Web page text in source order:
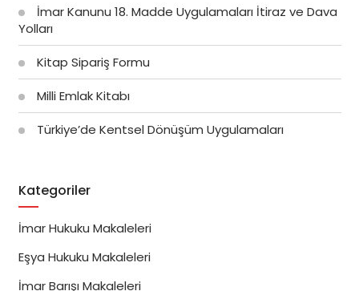
İmar Kanunu 18. Madde Uygulamaları İtiraz ve Dava
Yolları
Kitap Sipariş Formu
Milli Emlak Kitabı
Türkiye’de Kentsel Dönüşüm Uygulamaları
Kategoriler
İmar Hukuku Makaleleri
Eşya Hukuku Makaleleri
İmar Barışı Makaleleri